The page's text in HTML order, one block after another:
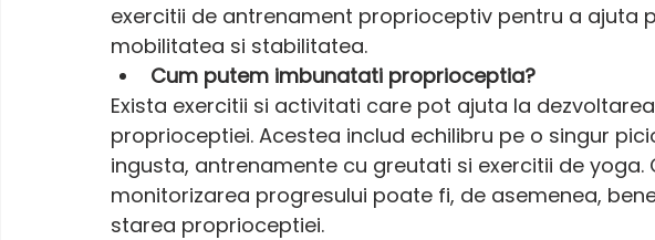
exercitii de antrenament proprioceptiv pentru a ajuta
mobilitatea si stabilitatea.
Cum putem imbunatati proprioceptia?
Exista exercitii si activitati care pot ajuta la
proprioceptiei. Acestea includ echilibru pe o singur
ingusta, antrenamente cu greutati si exercitii de yoga.
monitorizarea progresului poate fi, de asemenea,
starea proprioceptiei.